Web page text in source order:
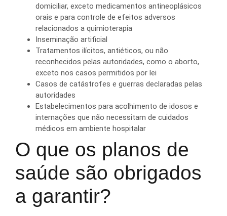
domiciliar, exceto medicamentos antineoplásicos
orais e para controle de efeitos adversos
relacionados a quimioterapia
Inseminação artificial
Tratamentos ilícitos, antiéticos, ou não
reconhecidos pelas autoridades, como o aborto,
exceto nos casos permitidos por lei
Casos de catástrofes e guerras declaradas pelas
autoridades
Estabelecimentos para acolhimento de idosos e
internações que não necessitam de cuidados
médicos em ambiente hospitalar
O que os planos de
saúde são obrigados
a garantir?